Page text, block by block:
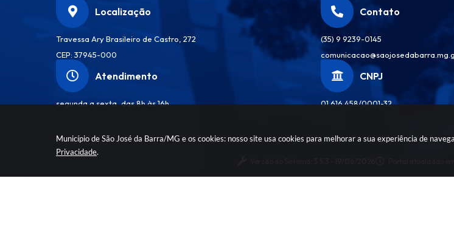
Município de São José da Barra/MG e os cookies: nosso site usa cookies para melhorar a sua experiência de
Privacidade.
Localização
Travessa Ary Brasileiro de Castro, 272
CEP: 37945-000
Contato
(35) 9 9239-0145
Atendimento
segunda a sexta, das 8h às 16h
CNPJ
01.616.458/0001-32